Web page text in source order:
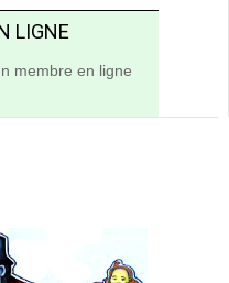
LIGNE
membre en ligne